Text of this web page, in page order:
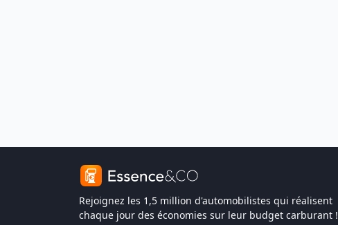
Rejoignez les 1,5 million d'automobilistes qui réalisent
chaque jour des économies sur leur budget carburant !